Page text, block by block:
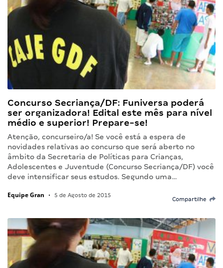
Concurso Secriança/DF: Funiversa poderá
ser organizadora! Edital este mês para nível
médio e superior! Prepare-se!
Atenção, concurseiro/a! Se você está a espera de
novidades relativas ao concurso que será aberto no
âmbito da Secretaria de Políticas para Crianças,
Adolescentes e Juventude (Concurso Secriança/DF) você
deve intensificar seus estudos. Segundo uma…
Equipe Gran • 5 de Agosto de 2015
Compartilhe